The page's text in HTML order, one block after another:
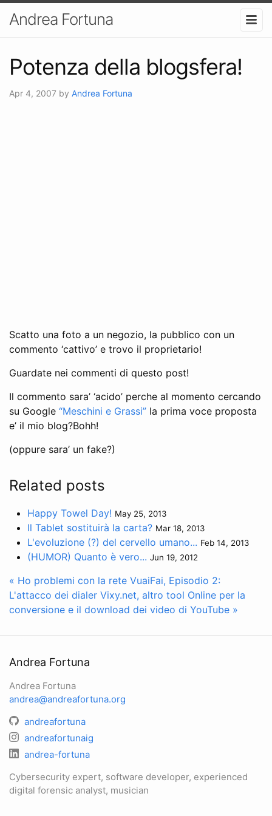
Andrea Fortuna
Potenza della blogsfera!
Apr 4, 2007 by Andrea Fortuna
Scatto una foto a un negozio, la pubblico con un
commento ‘cattivo’ e trovo il proprietario!
Guardate nei commenti di questo post!
Il commento sara’ ‘acido’ perche al momento cercando
su Google “Meschini e Grassi” la prima voce proposta
e’ il mio blog?Bohh!
(oppure sara’ un fake?)
Related posts
Happy Towel Day! May 25, 2013
Il Tablet sostituirà la carta? Mar 18, 2013
L'evoluzione (?) del cervello umano... Feb 14, 2013
(HUMOR) Quanto è vero... Jun 19, 2012
« Ho problemi con la rete VuaiFai, Episodio 2:
L'attacco dei dialer Vixy.net, altro tool Online per la
conversione e il download dei video di YouTube »
Andrea Fortuna
Andrea Fortuna
andrea@andreafortuna.org
andreafortuna
andreafortunaig
andrea-fortuna
Cybersecurity expert, software developer, experienced
digital forensic analyst, musician